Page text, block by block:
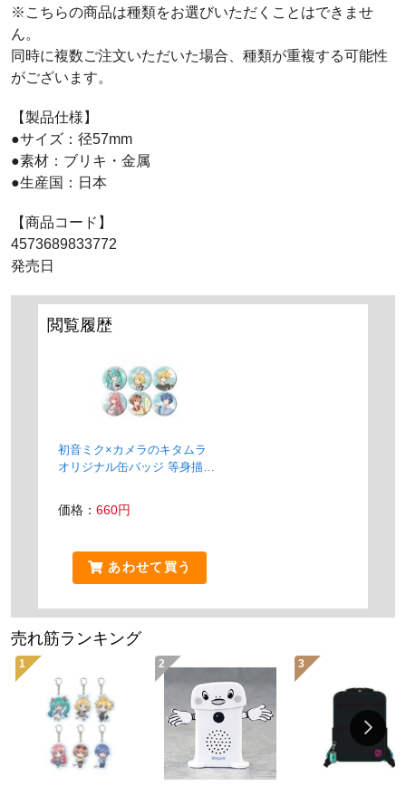
※こちらの商品は種類をお選びいただくことはできませ
ん。
同時に複数ご注文いただいた場合、種類が重複する可能性
がございます。
【製品仕様】
●サイズ：径57mm
●素材：ブリキ・金属
●生産国：日本
【商品コード】
4573689833772
発売日
閲覧履歴
初音ミク×カメラのキタムラ
オリジナル缶バッジ 等身描き
種）
価格： 660円
あわせて買う
売れ筋ランキング
1 2 3